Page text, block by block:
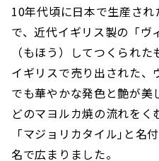
10年代頃に日本で生産さ
で、近代イギリス製の「ヴ
（もほう）してつくられ
イギリスで売り出された、
でも華やかな発色と艶が美
どのマヨルカ焼の流れを
「マジョリカタイル｣と名
名で広まりました。